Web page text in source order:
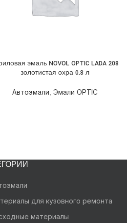
эмаль NOVOL OPTIC LADA 208
золотистая охра 0.8 л
Автоэмали Эмали OPTIC
для кузовного ремонта
материалы